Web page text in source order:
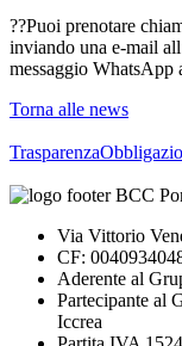
??Puoi prenotare
inviando una e-mail
messaggio WhatsApp
Torna alle news
Trasparenza
Via Vittorio
CF:
Aderente al
Partecipante al
Iccrea